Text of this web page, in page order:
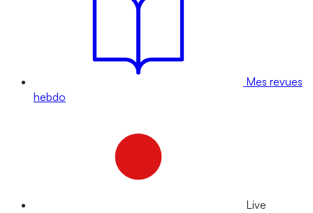
Mes revues
hebdo
Live